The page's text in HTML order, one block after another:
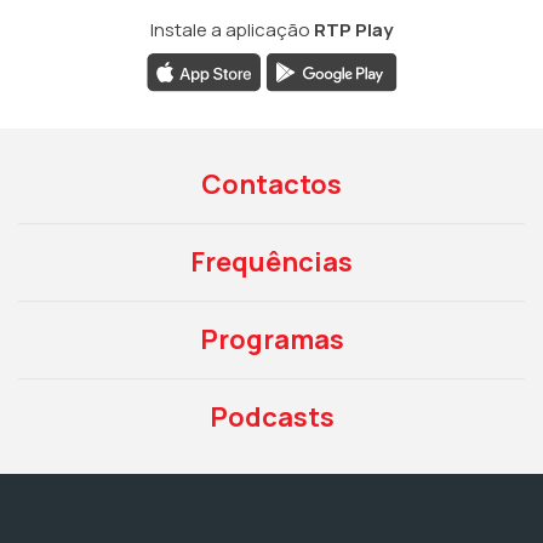
Instale a aplicação RTP Play
Contactos
Frequências
Programas
Podcasts